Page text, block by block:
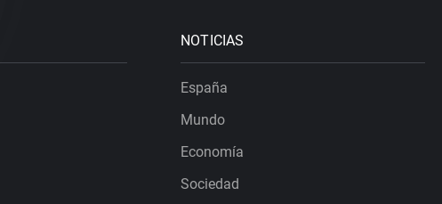
NOTICIAS
España
Mundo
Economía
Sociedad